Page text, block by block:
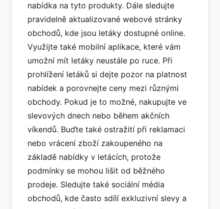
nabídka na tyto produkty. Dále sledujte
pravidelně aktualizované webové stránky
obchodů, kde jsou letáky dostupné online.
Využijte také mobilní aplikace, které vám
umožní mít letáky neustále po ruce. Při
prohlížení letáků si dejte pozor na platnost
nabídek a porovnejte ceny mezi různými
obchody. Pokud je to možné, nakupujte ve
slevových dnech nebo během akčních
víkendů. Buďte také ostražití při reklamaci
nebo vrácení zboží zakoupeného na
základě nabídky v letácích, protože
podmínky se mohou lišit od běžného
prodeje. Sledujte také sociální média
obchodů, kde často sdílí exkluzivní slevy a